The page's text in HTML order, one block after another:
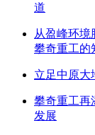
道
从盈峰环
攀奇重工的
立足中原大
攀奇重工再
发展